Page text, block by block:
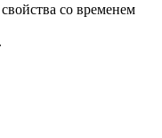
со временем